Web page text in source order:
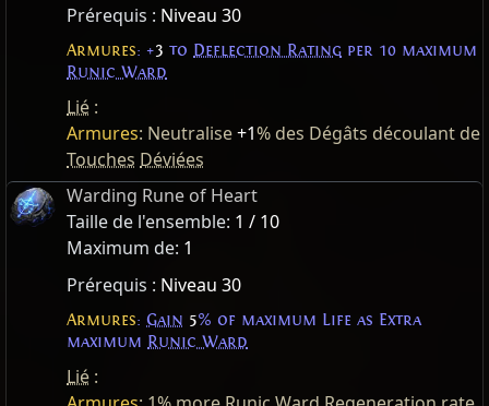
Prérequis : Niveau 30
Armures: +3 to Deflection Rating per 10 maximum
Runic Ward
Lié :
Armures: Neutralise+1% des Dégâts découlant de
Touches Déviées
Warding Rune of Heart
Taille de l'ensemble: 1 / 10
Maximum de: 1
Prérequis : Niveau 30
Armures: Gain 5% of maximum Life as Extra
maximum Runic Ward
Lié :